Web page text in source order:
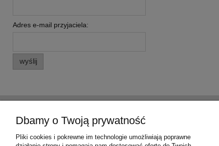
Adres e-mail przyjaciela:
wyślij
Moje konto
Dbamy o Twoją prywatność
Pliki cookies i pokrewne im technologie umożliwiają poprawne